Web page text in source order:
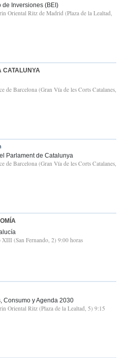
de Inversiones (BEI)
Oriental Ritz de Madrid (Plaza de la Lealtad,
CATALUNYA
de Barcelona (Gran Vía de les Corts Catalanes,
Parlament de Catalunya
de Barcelona (Gran Vía de les Corts Catalanes,
(San Fernando, 2) 9:00 horas
Consumo y Agenda 2030
Oriental Ritz (Plaza de la Lealtad, 5) 9:15